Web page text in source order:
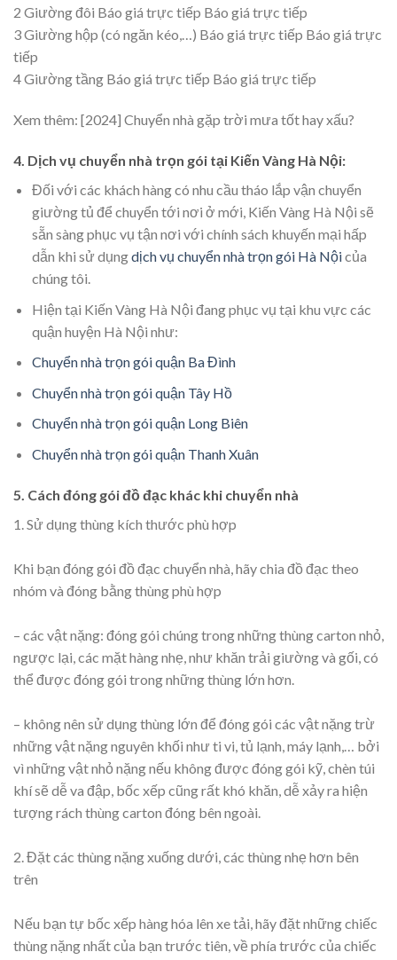
2 Giường đôi Báo giá trực tiếp Báo giá trực tiếp
3 Giường hộp (có ngăn kéo,…) Báo giá trực tiếp Báo giá trực
tiếp
4 Giường tầng Báo giá trực tiếp Báo giá trực tiếp
Xem thêm: [2024] Chuyển nhà gặp trời mưa tốt hay xấu?
4. Dịch vụ chuyển nhà trọn gói tại Kiến Vàng Hà Nội:
Đối với các khách hàng có nhu cầu tháo lắp vận chuyển
giường tủ để chuyển tới nơi ở mới, Kiến Vàng Hà Nội sẽ
sẵn sàng phục vụ tận nơi với chính sách khuyến mại hấp
dẫn khi sử dụngdịch vụ chuyển nhà trọn gói Hà Nộicủa
chúng tôi.
Hiện tại Kiến Vàng Hà Nội đang phục vụ tại khu vực các
quận huyện Hà Nội như:
Chuyển nhà trọn gói quận Ba Đình
Chuyển nhà trọn gói quận Tây Hồ
Chuyển nhà trọn gói quận Long Biên
Chuyển nhà trọn gói quận Thanh Xuân
5. Cách đóng gói đồ đạc khác khi chuyển nhà
1. Sử dụng thùng kích thước phù hợp
Khi bạn đóng gói đồ đạc chuyển nhà, hãy chia đồ đạc theo
nhóm và đóng bằng thùng phù hợp
– các vật nặng: đóng gói chúng trong những thùng carton nhỏ,
ngược lại, các mặt hàng nhẹ, như khăn trải giường và gối, có
thể được đóng gói trong những thùng lớn hơn.
– không nên sử dụng thùng lớn để đóng gói các vật nặng trừ
những vật nặng nguyên khối như ti vi, tủ lạnh, máy lạnh,… bởi
vì những vật nhỏ nặng nếu không được đóng gói kỹ, chèn túi
khí sẽ dễ va đập, bốc xếp cũng rất khó khăn, dễ xảy ra hiện
tượng rách thùng carton đóng bên ngoài.
2. Đặt các thùng nặng xuống dưới, các thùng nhẹ hơn bên
trên
Nếu bạn tự bốc xếp hàng hóa lên xe tải, hãy đặt những chiếc
thùng nặng nhất của bạn trước tiên, về phía trước của chiếc